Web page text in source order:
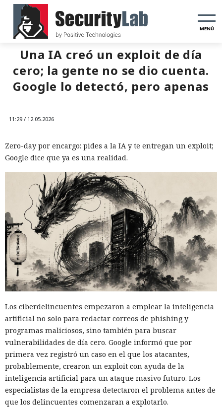
MENÚ
Una IA creó un exploit de día
cero; la gente no se dio cuenta.
Google lo detectó, pero apenas
11:29 / 12.05.2026
Zero-day por encargo: pides a la IA y te entregan un exploit;
Google dice que ya es una realidad.
Los ciberdelincuentes empezaron a emplear la inteligencia
artificial no solo para redactar correos de phishing y
programas maliciosos, sino también para buscar
vulnerabilidades de día cero. Google informó que por
primera vez registró un caso en el que los atacantes,
probablemente, crearon un exploit con ayuda de la
inteligencia artificial para un ataque masivo futuro. Los
especialistas de la empresa detectaron el problema antes de
que los delincuentes comenzaran a explotarlo.